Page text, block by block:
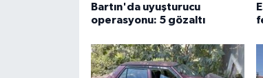
Bartın'da uyuşturucu
operasyonu: 5 gözaltı